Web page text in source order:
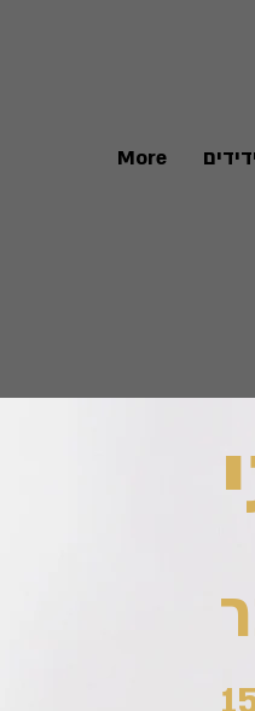
More